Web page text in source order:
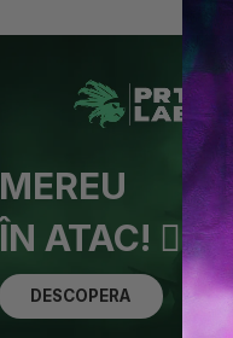
MEREU
ÎN ATAC! 🏴‍☠️
DESCOPERA